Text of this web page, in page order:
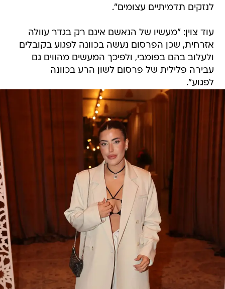
לנזקים תדמיתיים עצומים".
עוד צוין: "מעשיו של הנאשם אינם רק בגדר עוולה
אזרחית, שכן הפרסום נעשה בכוונה לפגוע בקובלים
ולעלוב בהם בפומבי, ולפיכך המעשים מהווים גם
עבירה פלילית של פרסום לשון הרע בכוונה
לפגוע".